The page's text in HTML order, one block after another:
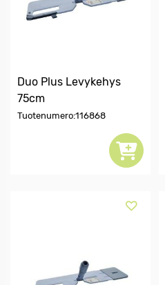
Duo Plus Levykehys
75cm
Tuotenumero:116868